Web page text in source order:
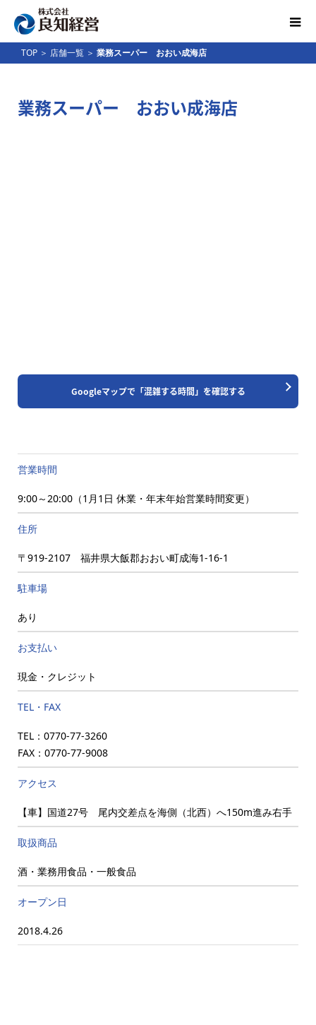
TOP ＞ 店舗一覧 ＞ 業務スーパー おおい成海店
業務スーパー おおい成海店
営業時間
9:00～20:00（1月1日 休業・年末年始営業時間変更）
住所
〒919-2107 福井県大飯郡おおい町成海1-16-1
駐車場
あり
お支払い
現金・クレジット
TEL・FAX
TEL：0770-77-3260
FAX：0770-77-9008
アクセス
【車】国道27号 尾内交差点を海側（北西）へ150m進み右手
取扱商品
酒・業務用食品・一般食品
オープン日
2018.4.26
Googleマップで「混雑する時間」を確認する